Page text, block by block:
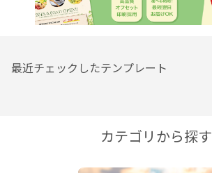
最近チェックしたテンプレート
カテゴリから探す